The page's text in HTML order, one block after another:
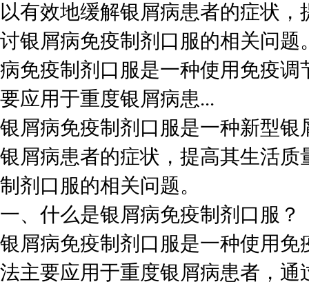
以有效地缓解银屑病患者的症状
讨银屑病免疫制剂口服的相关问
病免疫制剂口服是一种使用免疫
要应用于重度银屑病患...
银屑病免疫制剂口服是一种新型
银屑病患者的症状，提高其生活
制剂口服的相关问题。
一、什么是银屑病免疫制剂口服？
银屑病免疫制剂口服是一种使用
法主要应用于重度银屑病患者，